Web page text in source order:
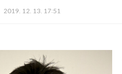
2019. 12. 13. 17:51